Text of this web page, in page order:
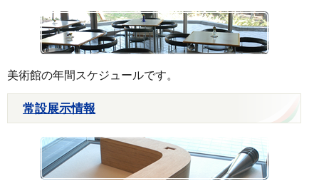
美術館の年間スケジュールです。
常設展示情報